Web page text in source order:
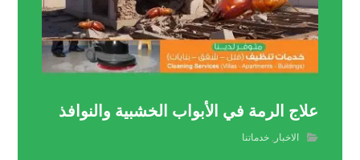
علاج الرمة في الأبواب الخشبية والنوافذ
الاخبار ,خدماتنا